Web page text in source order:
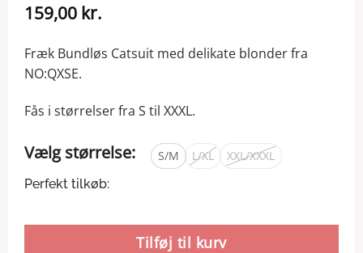
159,00 kr.
Fræk Bundløs Catsuit med delikate blonder fra
NO:QXSE.
Fås i størrelser fra S til XXXL.
Vælg størrelse: S/M L/XL
XXL/XXXL
Perfekt tilkøb:
Tilføj til kurv